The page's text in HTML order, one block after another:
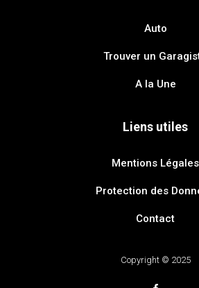
Auto
Trouver un
A la Une
Liens utiles
Mentions Légales
Protection des
Contact
Copyright © 2025